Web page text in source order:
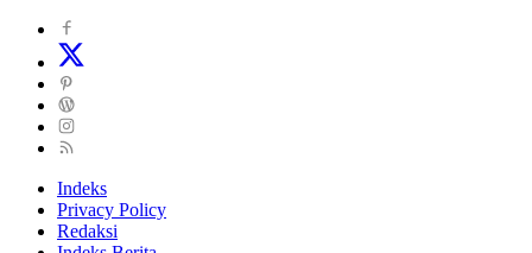
Indeks
Privacy Policy
Redaksi